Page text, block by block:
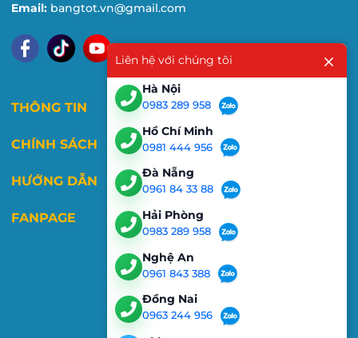
Email: bangtot.vn@gmail.com
THÔNG TIN
CHÍNH SÁCH
HƯỚNG DẪN
FANPAGE
Liên hệ với chúng tôi
Hà Nội
0983 289 958
Hồ Chí Minh
0981 444 956
Đà Nẵng
0961 84 33 88
Hải Phòng
0983 289 958
Nghệ An
0961 843 388
Đồng Nai
0963 244 956